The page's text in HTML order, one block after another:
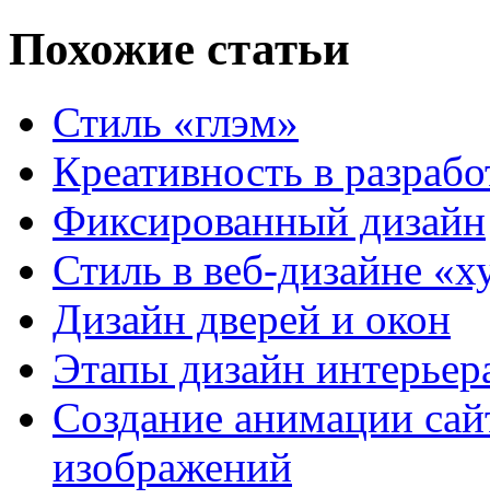
Похожие статьи
Стиль «глэм»
Креативность в
Фиксированный дизайн
Стиль в веб-дизайне
Дизайн дверей и окон
Этапы дизайн
Создание анимации
изображений